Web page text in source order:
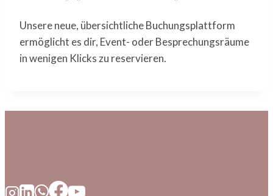
Unsere neue, übersichtliche Buchungsplattform
ermöglicht es dir, Event- oder Besprechungsräume
in wenigen Klicks zu reservieren.